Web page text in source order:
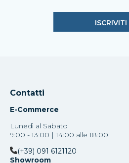
Contatti
E-Commerce
Lunedì al Sabato
9:00 - 13:00 | 14:00 alle 18:00.
(+39) 091 6121120
Showroom